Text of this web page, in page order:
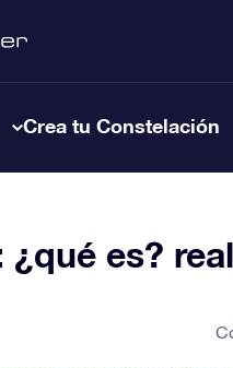
Crea tu Constelación
¿qué es?